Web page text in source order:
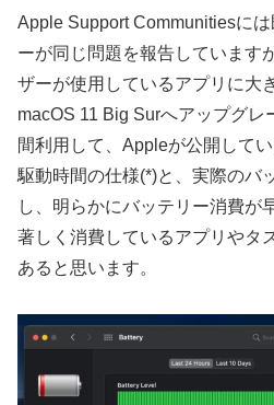
Apple Support Communitiesに
ーが同じ問題を報告しています
ザーが使用しているアプリに大
macOS 11 Big Surへアップグレ
間利用して、Appleが公開して
駆動時間の仕様(*)と、実際のバ
し、明らかにバッテリー消費が
著しく消費しているアプリやタ
あると思います。